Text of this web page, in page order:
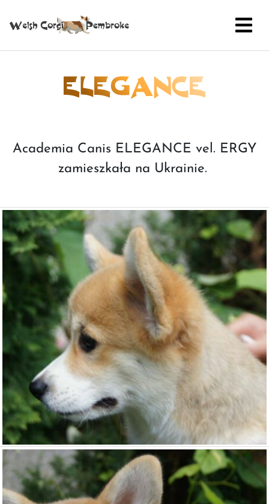
ELEGANCE
Academia Canis ELEGANCE vel. ERGY
zamieszkała na Ukrainie.